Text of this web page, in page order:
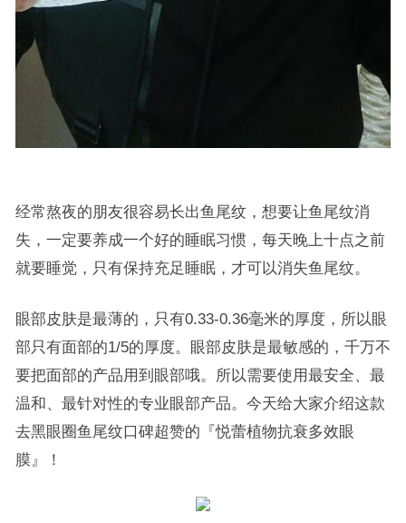
经常熬夜的朋友很容易长出鱼尾纹，想要让鱼尾纹消
失，一定要养成一个好的睡眠习惯，每天晚上十点之前
就要睡觉，只有保持充足睡眠，才可以消失鱼尾纹。
眼部皮肤是最薄的，只有0.33-0.36毫米的厚度，所以眼
部只有面部的1/5的厚度。眼部皮肤是最敏感的，千万不
要把面部的产品用到眼部哦。所以需要使用最安全、最
温和、最针对性的专业眼部产品。今天给大家介绍这款
去黑眼圈鱼尾纹口碑超赞的『悦蕾植物抗衰多效眼
膜』！